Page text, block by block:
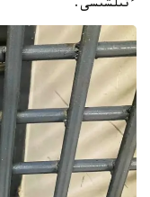
ءتىلشىسى.